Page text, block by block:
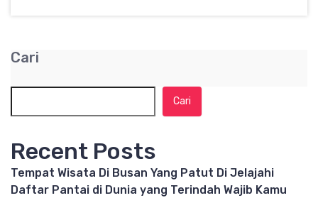
Cari
Cari
Recent Posts
Tempat Wisata Di Busan Yang Patut Di Jelajahi
Daftar Pantai di Dunia yang Terindah Wajib Kamu